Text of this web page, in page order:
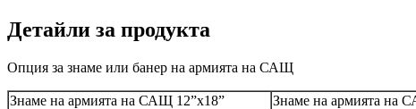
Детайли за продукта
Опция за знаме или банер на армията на САЩ
Знаме на армията на САЩ 12”x18”
Знаме на армията на